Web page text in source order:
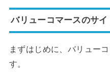
バリューコマースのサイ
まずはじめに、バリュー
す。